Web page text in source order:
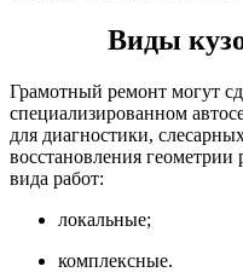
Виды
Грамотный ремонт могут
специализированном
для диагностики,
восстановления
вида работ:
локальные;
комплексные.